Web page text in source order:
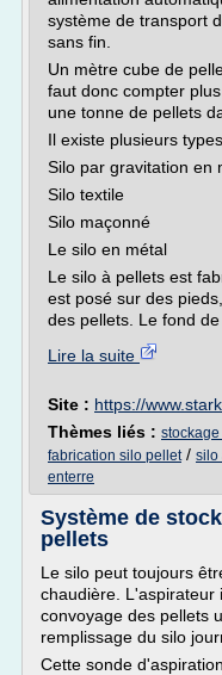
système de transport
sans fin.
Un mètre cube de
faut donc compter
une tonne de pellets
Il existe plusieurs
Silo par gravitation en
Silo textile
Silo maçonné
Le silo en métal
Le silo à pellets est
est posé sur des
des pellets. Le fond
Lire la suite
Site : https://
Thèmes liés :
fabrication silo pellet/ silo
enterre
Système de
pellets
Le silo peut toujours
chaudière. L'aspirateur
convoyage des pellets
remplissage du silo
Cette sonde